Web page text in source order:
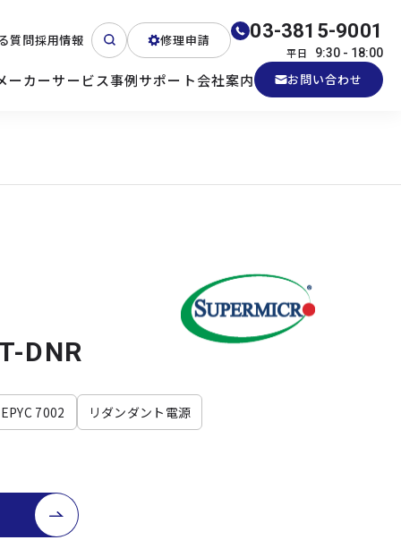
質問採用情報 修理申請 03-3815-9001
平日 9:30 - 18:00
産業用PC
ーカーサービス事例サポート会社案内 お問い合わせ
DNR
EPYC 7002 リダンダント電源